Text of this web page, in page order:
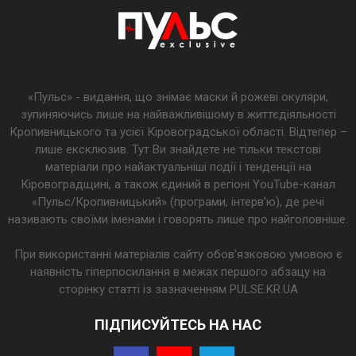
«Пульс» - видання, що знімає маски й рожеві окуляри,
зупиняючись лише на найважливішому в життєдіяльності
Кропивницького та усієї Кіровоградської області. Відтепер –
лише ексклюзив. Тут Ви знайдете не тільки текстові
матеріали про найактуальніші події і тенденції на
Кіровоградщині, а також єдиний в регіоні YouTube-канал
«Пульс/Кропивницький» (програми, інтерв’ю), де речі
називають своїми іменами і говорять лише про найголовніше.
При використанні матеріалів сайту обов'язковою умовою є
наявність гіперпосилання в межах першого абзацу на
сторінку статті із зазначенням PULSE.KR.UA
ПІДПИСУЙТЕСЬ НА НАС